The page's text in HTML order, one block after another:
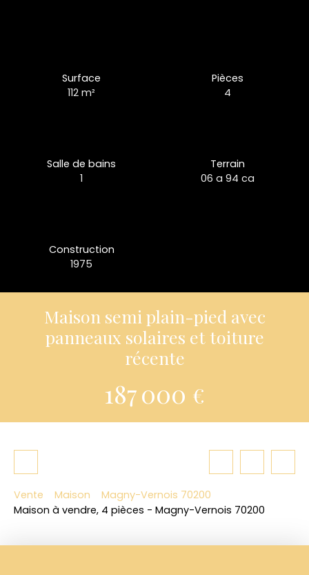
Surface
112m²
Pièces
4
Salle de bains
1
Terrain
06 a 94 ca
Construction
1975
Maison semi plain-pied avec
panneaux solaires et toiture
récente
187 000 €
Vente Maison
Magny-Vernois 70200
Maison à vendre, 4 pièces - Magny-Vernois 70200